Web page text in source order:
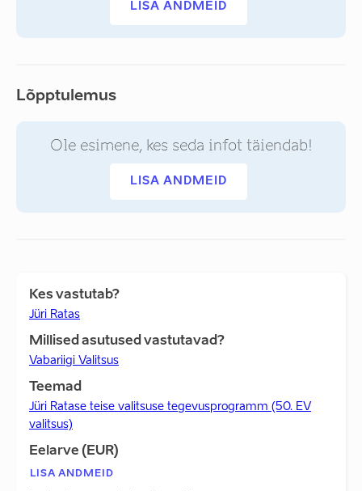
LISA ANDMEID
Lõpptulemus
Ole esimene, kes seda infot täiendab!
LISA ANDMEID
Kes vastutab?
Jüri Ratas
Millised asutused vastutavad?
Vabariigi Valitsus
Teemad
Jüri Ratase teise valitsuse tegevusprogramm (50. EV
valitsus)
Eelarve (EUR)
LISA ANDMEID